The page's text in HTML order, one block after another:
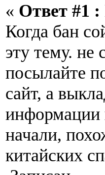
« Ответ #1 :
Когда бан
эту тему. не
посылайте
сайт, а
информации
начали,
китайских